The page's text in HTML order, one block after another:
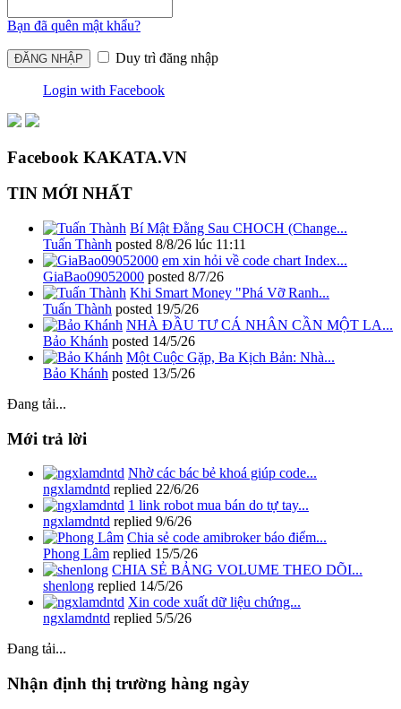
Bạn đã quên mật khẩu?
Duy trì đăng nhập
Login with Facebook
Facebook KAKATA.VN
TIN MỚI NHẤT
Bí Mật Đằng Sau CHOCH (Change...
Tuấn Thành posted 8/8/26 lúc 11:11
em xin hỏi về code chart Index...
GiaBao09052000 posted 8/7/26
Khi Smart Money "Phá Vỡ Ranh...
Tuấn Thành posted 19/5/26
NHÀ ĐẦU TƯ CÁ NHÂN CẦN MỘT LA...
Bảo Khánh posted 14/5/26
Một Cuộc Gặp, Ba Kịch Bản: Nhà...
Bảo Khánh posted 13/5/26
Đang tải...
Mới trả lời
Nhờ các bác bẻ khoá giúp code...
ngxlamdntd replied 22/6/26
1 link robot mua bán do tự tay...
ngxlamdntd replied 9/6/26
Chia sẻ code amibroker báo điểm...
Phong Lâm replied 15/5/26
CHIA SẺ BẢNG VOLUME THEO DÕI...
shenlong replied 14/5/26
Xin code xuất dữ liệu chứng...
ngxlamdntd replied 5/5/26
Đang tải...
Nhận định thị trường hàng ngày